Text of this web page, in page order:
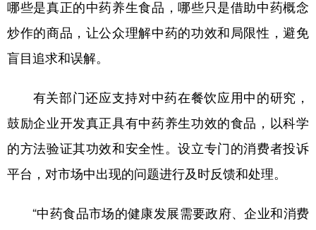
哪些是真正的中药养生食品，哪些只是借助中药概念
炒作的商品，让公众理解中药的功效和局限性，避免
盲目追求和误解。
有关部门还应支持对中药在餐饮应用中的研究，
鼓励企业开发真正具有中药养生功效的食品，以科学
的方法验证其功效和安全性。设立专门的消费者投诉
平台，对市场中出现的问题进行及时反馈和处理。
“中药食品市场的健康发展需要政府、企业和消费